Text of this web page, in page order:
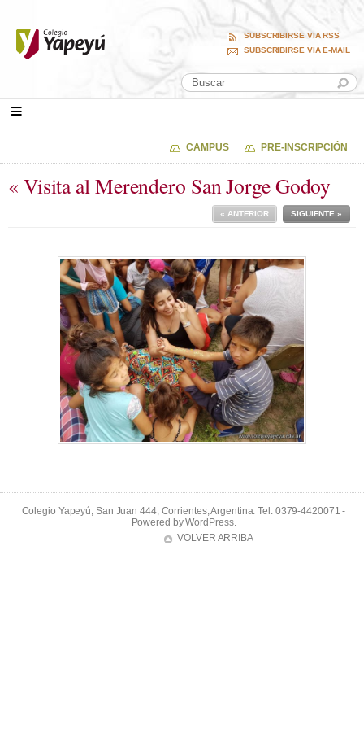
SUBSCRIBIRSE VIA RSS
SUBSCRIBIRSE VIA E-MAIL
CAMPUS PRE-INSCRIPCIÓN
« Visita al Merendero San Jorge Godoy
SIGUIENTE »
« ANTERIOR
Colegio Yapeyú, San Juan 444, Corrientes, Argentina. Tel: 0379-4420071 -
Powered byWordPress.
VOLVER ARRIBA